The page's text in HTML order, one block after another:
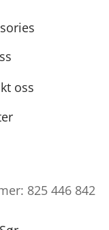
oss
825 446 842